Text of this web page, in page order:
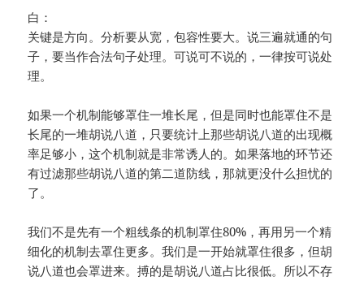
白：
关键是方向。分析要从宽，包容性要大。说三遍就通的句
子，要当作合法句子处理。可说可不说的，一律按可说处
理。
如果一个机制能够罩住一堆长尾，但是同时也能罩住不是
长尾的一堆胡说八道，只要统计上那些胡说八道的出现概
率足够小，这个机制就是非常诱人的。如果落地的环节还
有过滤那些胡说八道的第二道防线，那就更没什么担忧的
了。
我们不是先有一个粗线条的机制罩住80%，再用另一个精
细化的机制去罩住更多。我们是一开始就罩住很多，但胡
说八道也会罩进来。搏的是胡说八道占比很低。所以不存